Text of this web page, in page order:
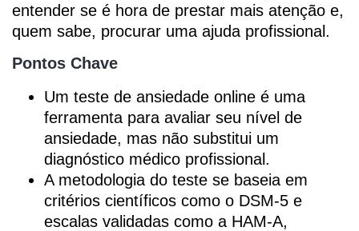
entender se é hora de prestar mais atenção e,
quem sabe, procurar uma ajuda profissional.
Pontos Chave
Um teste de ansiedade online é uma
ferramenta para avaliar seu nível de
ansiedade, mas não substitui um
diagnóstico médico profissional.
A metodologia do teste se baseia em
critérios científicos como o DSM-5 e
escalas validadas como a HAM-A,